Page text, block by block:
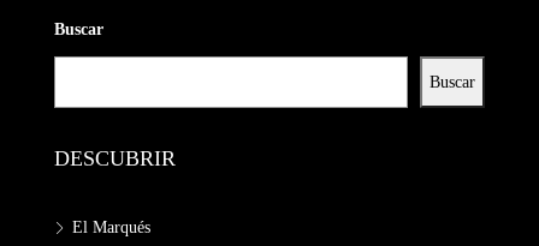
Buscar
Buscar
DESCUBRIR
El Marqués